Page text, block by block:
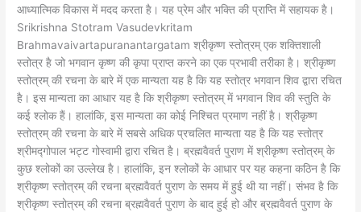
आध्यात्मिक विकास में मदद करता है। यह प्रेम और भक्ति की प्राप्ति में सहायक है।
Srikrishna Stotram Vasudevkritam
Brahmavaivartapuranantargatam श्रीकृष्ण स्तोत्रम् एक शक्तिशाली
स्तोत्र है जो भगवान कृष्ण की कृपा प्राप्त करने का एक प्रभावी तरीका है। श्रीकृष्ण
स्तोत्रम् की रचना के बारे में एक मान्यता यह है कि यह स्तोत्र भगवान शिव द्वारा रचित
है। इस मान्यता का आधार यह है कि श्रीकृष्ण स्तोत्रम् में भगवान शिव की स्तुति के
कई श्लोक हैं। हालांकि, इस मान्यता का कोई निश्चित प्रमाण नहीं है। श्रीकृष्ण
स्तोत्रम् की रचना के बारे में सबसे अधिक प्रचलित मान्यता यह है कि यह स्तोत्र
श्रीमद्गोपाल भट्ट गोस्वामी द्वारा रचित है। ब्रह्मवैवर्त पुराण में श्रीकृष्ण स्तोत्रम् के
कुछ श्लोकों का उल्लेख है। हालांकि, इन श्लोकों के आधार पर यह कहना कठिन है कि
श्रीकृष्ण स्तोत्रम् की रचना ब्रह्मवैवर्त पुराण के समय में हुई थी या नहीं। संभव है कि
श्रीकृष्ण स्तोत्रम् की रचना ब्रह्मवैवर्त पुराण के बाद हुई हो और ब्रह्मवैवर्त पुराण के